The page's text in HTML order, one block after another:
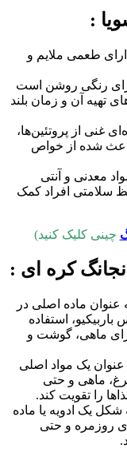
:
طعمی ملایم و
رنگی روشن است
تهیه آن و زمان بلند
غنی از پروتئین‌ها،
شده از خواص
معدنی و آنتی
سلامتی افراد کمک
چینی کلیک کنید)
کره ای :
عنوان ماده اصلی در
استفاده
ماهی، گوشت و
یک مواد اصلی
ماهی و حتی
را تقویت کند.
یک ادویه یا ماده
روزمره و حتی